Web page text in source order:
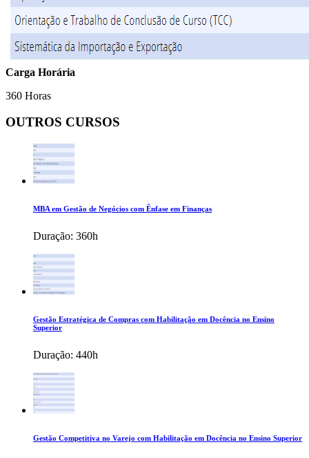
Carga Horária
360 Horas
OUTROS CURSOS
MBA em Gestão de Negócios com Ênfase em Finanças
Duração: 360h
Gestão Estratégica de Compras com Habilitação em Docência no Ensino
Superior
Duração: 440h
Gestão Competitiva no Varejo com Habilitação em Docência no Ensino Superior